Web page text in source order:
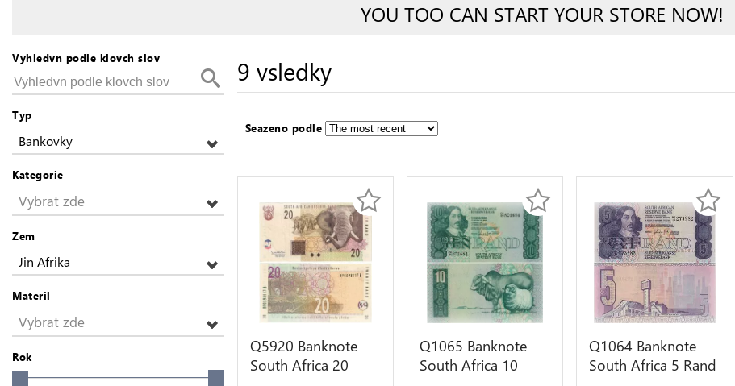
YOU TOO CAN START YOUR STORE NOW!
Vyhledvn podle klovch slov
Typ
Bankovky
Kategorie
Vybrat zde
Zem
Jin Afrika
Materil
Vybrat zde
Rok
9 vsledky
Seazeno podle
Q5920 Banknote
South Africa 20
Q1065 Banknote
South Africa 10
Q1064 Banknote
South Africa 5 Rand